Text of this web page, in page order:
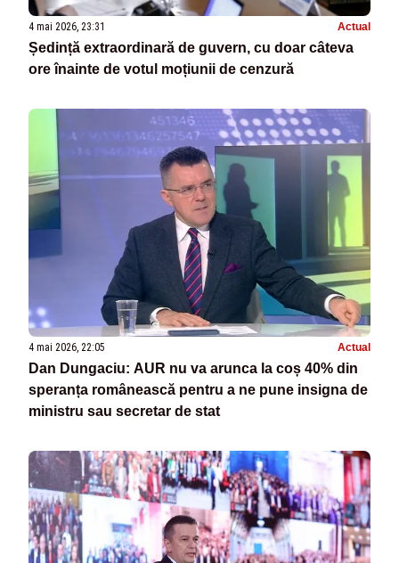
4 mai 2026, 23:31 Actual
Ședință extraordinară de guvern, cu doar câteva
ore înainte de votul moțiunii de cenzură
4 mai 2026, 22:05 Actual
Dan Dungaciu: AUR nu va arunca la coș 40% din
speranța românească pentru a ne pune insigna de
ministru sau secretar de stat